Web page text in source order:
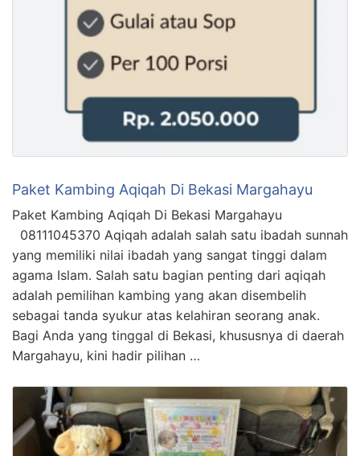
Paket Kambing Aqiqah Di Bekasi Margahayu
Paket Kambing Aqiqah Di Bekasi Margahayu
08111045370 Aqiqah adalah salah satu ibadah sunnah
yang memiliki nilai ibadah yang sangat tinggi dalam
agama Islam. Salah satu bagian penting dari aqiqah
adalah pemilihan kambing yang akan disembelih
sebagai tanda syukur atas kelahiran seorang anak.
Bagi Anda yang tinggal di Bekasi, khususnya di daerah
Margahayu, kini hadir pilihan …